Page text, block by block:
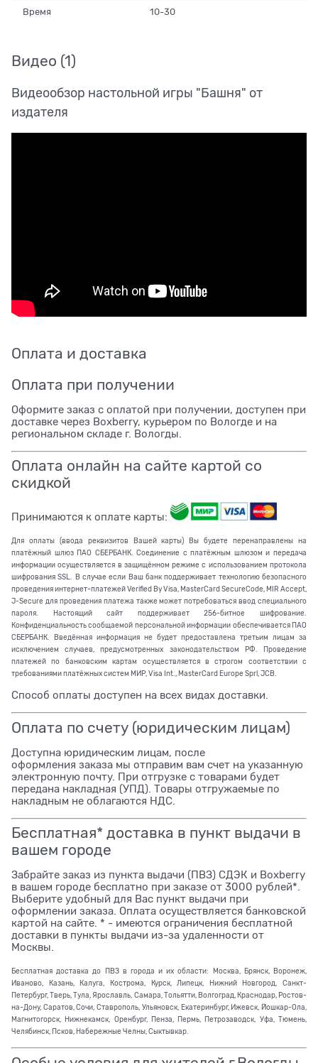
Время 10-30
Видео (1)
Видеообзор настольной игры "Башня" от
издателя
Оплата и доставка
Оплата при получении
Оформите заказ с оплатой при получении, доступен при
доставке через Boxberry, курьером по Вологде и на
региональном складе г. Вологды.
Оплата онлайн на сайте картой со
скидкой
Принимаются к оплате карты:
Для оплаты (ввода реквизитов Вашей карты) Вы будете перенаправлены на
платёжный шлюз ПАО СБЕРБАНК. Соединение с платёжным шлюзом и передача
информации осуществляется в защищённом режиме с использованием протокола
шифрования SSL. В случае если Ваш банк поддерживает технологию безопасного
проведения интернет-платежей Verified By Visa, MasterCard SecureCode, MIR Accept,
J-Secure для проведения платежа также может потребоваться ввод специального
пароля. Настоящий сайт поддерживает 256-битное шифрование.
Конфиденциальность сообщаемой персональной информации обеспечивается ПАО
СБЕРБАНК. Введённая информация не будет предоставлена третьим лицам за
исключением случаев, предусмотренных законодательством РФ. Проведение
платежей по банковским картам осуществляется в строгом соответствии с
требованиями платёжных систем МИР, Visa Int., MasterCard Europe Sprl, JCB.
Способ оплаты доступен на всех видах доставки.
Оплата по счету (юридическим лицам)
Доступна юридическим лицам, после
оформления заказа мы отправим вам счет на указанную
электронную почту. При отгрузке с товарами будет
передана накладная (УПД). Товары отгружаемые по
накладным не облагаются НДС.
Бесплатная* доставка в пункт выдачи в
вашем городе
Забрайте заказ из пункта выдачи (ПВЗ) СДЭК и Boxberry
в вашем городе бесплатно при заказе от 3000 рублей*.
Выберите удобный для Вас пункт выдачи при
оформлении заказа. Оплата осуществляется банковской
картой на сайте. * - имеются ограничения бесплатной
доставки в пункты выдачи из-за удаленности от
Москвы.
Бесплатная доставка до ПВЗ в города и их области: Москва, Брянск, Воронеж,
Иваново, Казань, Калуга, Кострома, Курск, Липецк, Нижний Новгород, Санкт-
Петербург, Тверь, Тула, Ярославль, Самара, Тольятти, Волгоград, Краснодар, Ростов-
на-Дону, Саратов, Сочи, Ставрополь, Ульяновск, Екатеринбург, Ижевск, Йошкар-Ола,
Магнитогорск, Нижнекамск, Оренбург, Пенза, Пермь, Петрозаводск, Уфа, Тюмень,
Челябинск, Псков, Набережные Челны, Сыктывкар.